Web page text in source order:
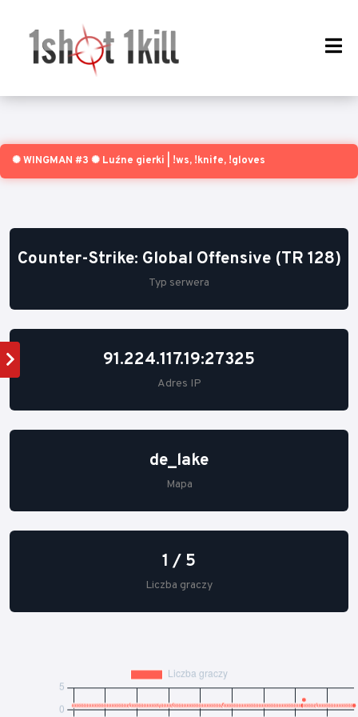
✺ WINGMAN #3 ✺ Luźne gierki | !ws, !knife, !gloves
Counter-Strike: Global Offensive (TR 128)
Typ serwera
91.224.117.19:27325
Adres IP
de_lake
Mapa
1 / 5
Liczba graczy